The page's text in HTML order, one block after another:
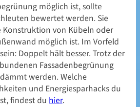
möglich ist, sollte
bewertet werden. Sie
Konstruktion von Kübeln oder
möglich ist. Im Vorfeld
Doppelt hält besser. Trotz der
Fassadenbegrünung
werden. Welche
und Energiesparhacks du
findest du hier.